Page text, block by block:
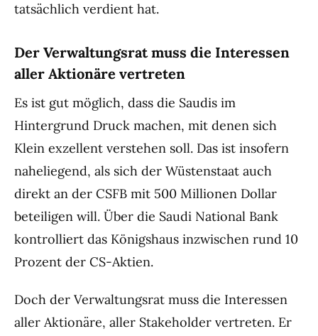
tatsächlich verdient hat.
Der Verwaltungsrat muss die Interessen
aller Aktionäre vertreten
Es ist gut möglich, dass die Saudis im
Hintergrund Druck machen, mit denen sich
Klein exzellent verstehen soll. Das ist insofern
naheliegend, als sich der Wüstenstaat auch
direkt an der CSFB mit 500 Millionen Dollar
beteiligen will. Über die Saudi National Bank
kontrolliert das Königshaus inzwischen rund 10
Prozent der CS-Aktien.
Doch der Verwaltungsrat muss die Interessen
aller Aktionäre, aller Stakeholder vertreten. Er